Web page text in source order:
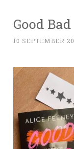
Good
10 SEPTEMBER